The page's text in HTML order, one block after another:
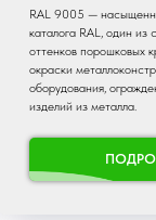
RAL 9005 —
каталога RAL, один из
оттенков порошковых
окраски
оборудования,
изделий из металла.